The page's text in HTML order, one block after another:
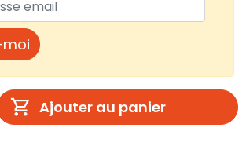
moi
Ajouter au panier